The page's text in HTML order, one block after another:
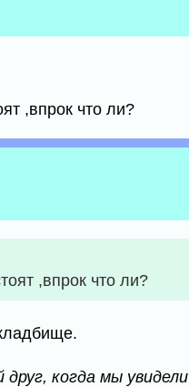
,впрок что ли?
,впрок что ли?
друг, когда мы